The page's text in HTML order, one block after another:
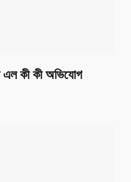
এল কী কী অভিযোগ